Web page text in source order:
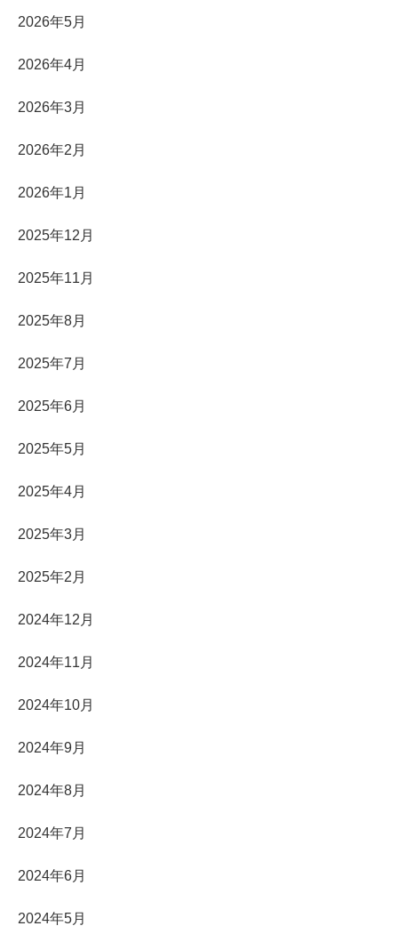
2026年5月
2026年4月
2026年3月
2026年2月
2026年1月
2025年12月
2025年11月
2025年8月
2025年7月
2025年6月
2025年5月
2025年4月
2025年3月
2025年2月
2024年12月
2024年11月
2024年10月
2024年9月
2024年8月
2024年7月
2024年6月
2024年5月